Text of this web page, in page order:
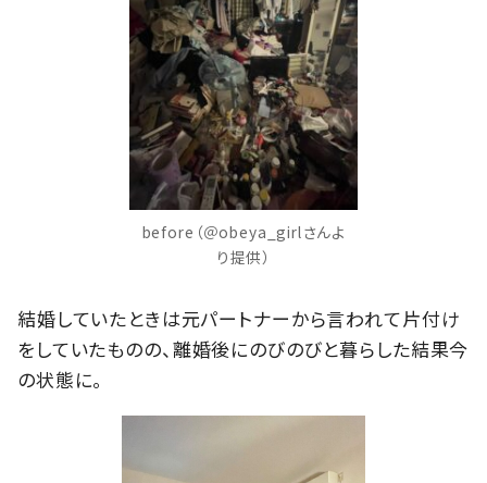
before（＠obeya_girlさんよ
り提供）
結婚していたときは元パートナーから言われて片付け
をしていたものの、離婚後にのびのびと暮らした結果今
の状態に。